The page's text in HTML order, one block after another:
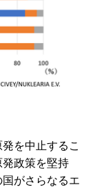
を中止するこ
政策を堅持
がさらなるエ